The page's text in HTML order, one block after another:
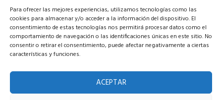
Para ofrecer las mejores experiencias, utilizamos tecnologías como las
cookies para almacenar y/o acceder a la información del dispositivo. El
consentimiento de estas tecnologías nos permitirá procesar datos como el
comportamiento de navegación o las identificaciones únicas en este sitio. No
consentir o retirar el consentimiento, puede afectar negativamente a ciertas
características y funciones.
ACEPTAR
Aviso legal
Política de privacidad
Política de cookies